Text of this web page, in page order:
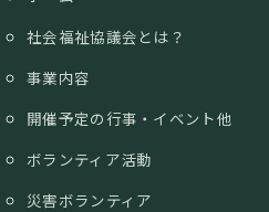
社会福祉協議会とは？
事業内容
開催予定の行事・イベント他
ボランティア活動
災害ボランティア